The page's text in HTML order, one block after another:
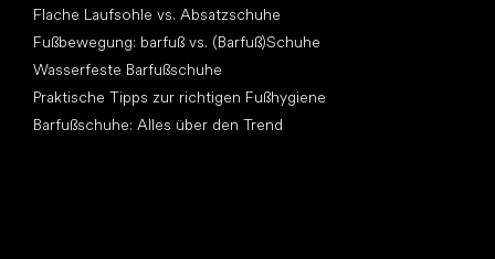
Flache Laufsohle vs. Absatzschuhe
Fußbewegung: barfuß vs. (Barfuß)Schuhe
Wasserfeste Barfußschuhe
Praktische Tipps zur richtigen Fußhygiene
Barfußschuhe: Alles über den Trend